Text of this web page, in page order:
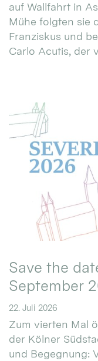
auf Wallfahrt in
Mühe folgten sie
Franziskus und
Carlo Acutis, der
Save the
September
22. Juli 2026
Zum vierten Mal
der Kölner
und Begegnung: